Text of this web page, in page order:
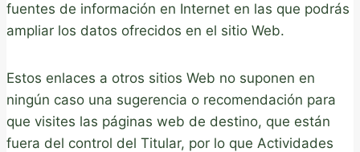
fuentes de información en Internet en las que podrás
ampliar los datos ofrecidos en el sitio Web.
Estos enlaces a otros sitios Web no suponen en
ningún caso una sugerencia o recomendación para
que visites las páginas web de destino, que están
fuera del control del Titular, por lo que Actividades